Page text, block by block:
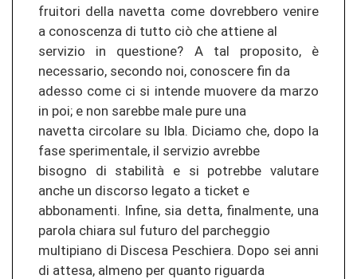
fruitori della navetta come dovrebbero venire
a conoscenza di tutto ciò che attiene al
servizio in questione? A tal proposito, è
necessario, secondo noi, conoscere fin da
adesso come ci si intende muovere da marzo
in poi; e non sarebbe male pure una
navetta circolare su Ibla. Diciamo che, dopo la
fase sperimentale, il servizio avrebbe
bisogno di stabilità e si potrebbe valutare
anche un discorso legato a ticket e
abbonamenti. Infine, sia detta, finalmente, una
parola chiara sul futuro del parcheggio
multipiano di Discesa Peschiera. Dopo sei anni
di attesa, almeno per quanto riguarda